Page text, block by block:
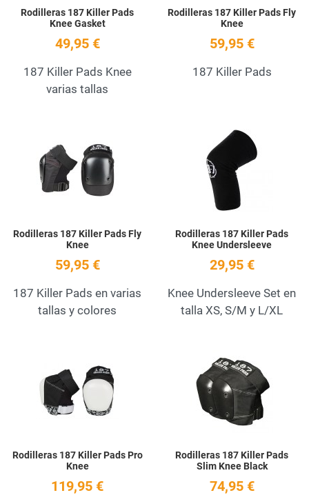
Rodilleras 187 Killer Pads
Knee Gasket
49,95 €
187 Killer Pads Knee
varias tallas
Rodilleras 187 Killer Pads Fly
Knee
59,95 €
187 Killer Pads
Add to Wishlist
Rodilleras 187 Killer Pads Fly
Knee
59,95 €
187 Killer Pads en varias
tallas y colores
Rodilleras 187 Killer Pads
Knee Undersleeve
29,95 €
Knee Undersleeve Set en
talla XS, S/M y L/XL
Add to Wishlist
Quick View
Rodilleras 187 Killer Pads Pro
Knee
119,95 €
Rodilleras 187 Killer Pads
Slim Knee Black
74,95 €